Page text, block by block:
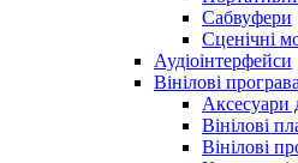
Сабвуфери
Сценічні
Аудіоінтерфейси
Вінілові
Аксесуари
Вінілові
Вінілові